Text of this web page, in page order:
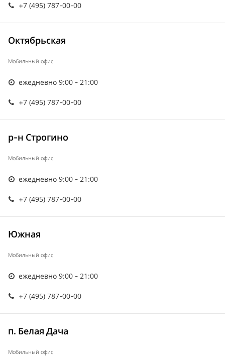
+7 (495) 787-00-00
Октябрьская
Мобильный офис
ежедневно 9:00 - 21:00
+7 (495) 787-00-00
р-н Строгино
Мобильный офис
ежедневно 9:00 - 21:00
+7 (495) 787-00-00
Южная
Мобильный офис
ежедневно 9:00 - 21:00
+7 (495) 787-00-00
п. Белая Дача
Мобильный офис